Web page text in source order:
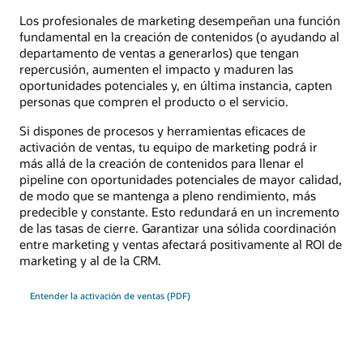
Los profesionales de marketing desempeñan una función
fundamental en la creación de contenidos (o ayudando al
departamento de ventas a generarlos) que tengan
repercusión, aumenten el impacto y maduren las
oportunidades potenciales y, en última instancia, capten
personas que compren el producto o el servicio.
Si dispones de procesos y herramientas eficaces de
activación de ventas, tu equipo de marketing podrá ir
más allá de la creación de contenidos para llenar el
pipeline con oportunidades potenciales de mayor calidad,
de modo que se mantenga a pleno rendimiento, más
predecible y constante. Esto redundará en un incremento
de las tasas de cierre. Garantizar una sólida coordinación
entre marketing y ventas afectará positivamente al ROI de
marketing y al de la CRM.
Entender la activación de ventas (PDF)